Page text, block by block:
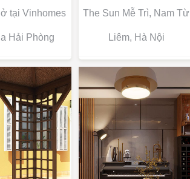
tại Vinhomes
Hải Phòng
The Sun Mễ Trì, Nam Từ
Liêm, Hà Nội